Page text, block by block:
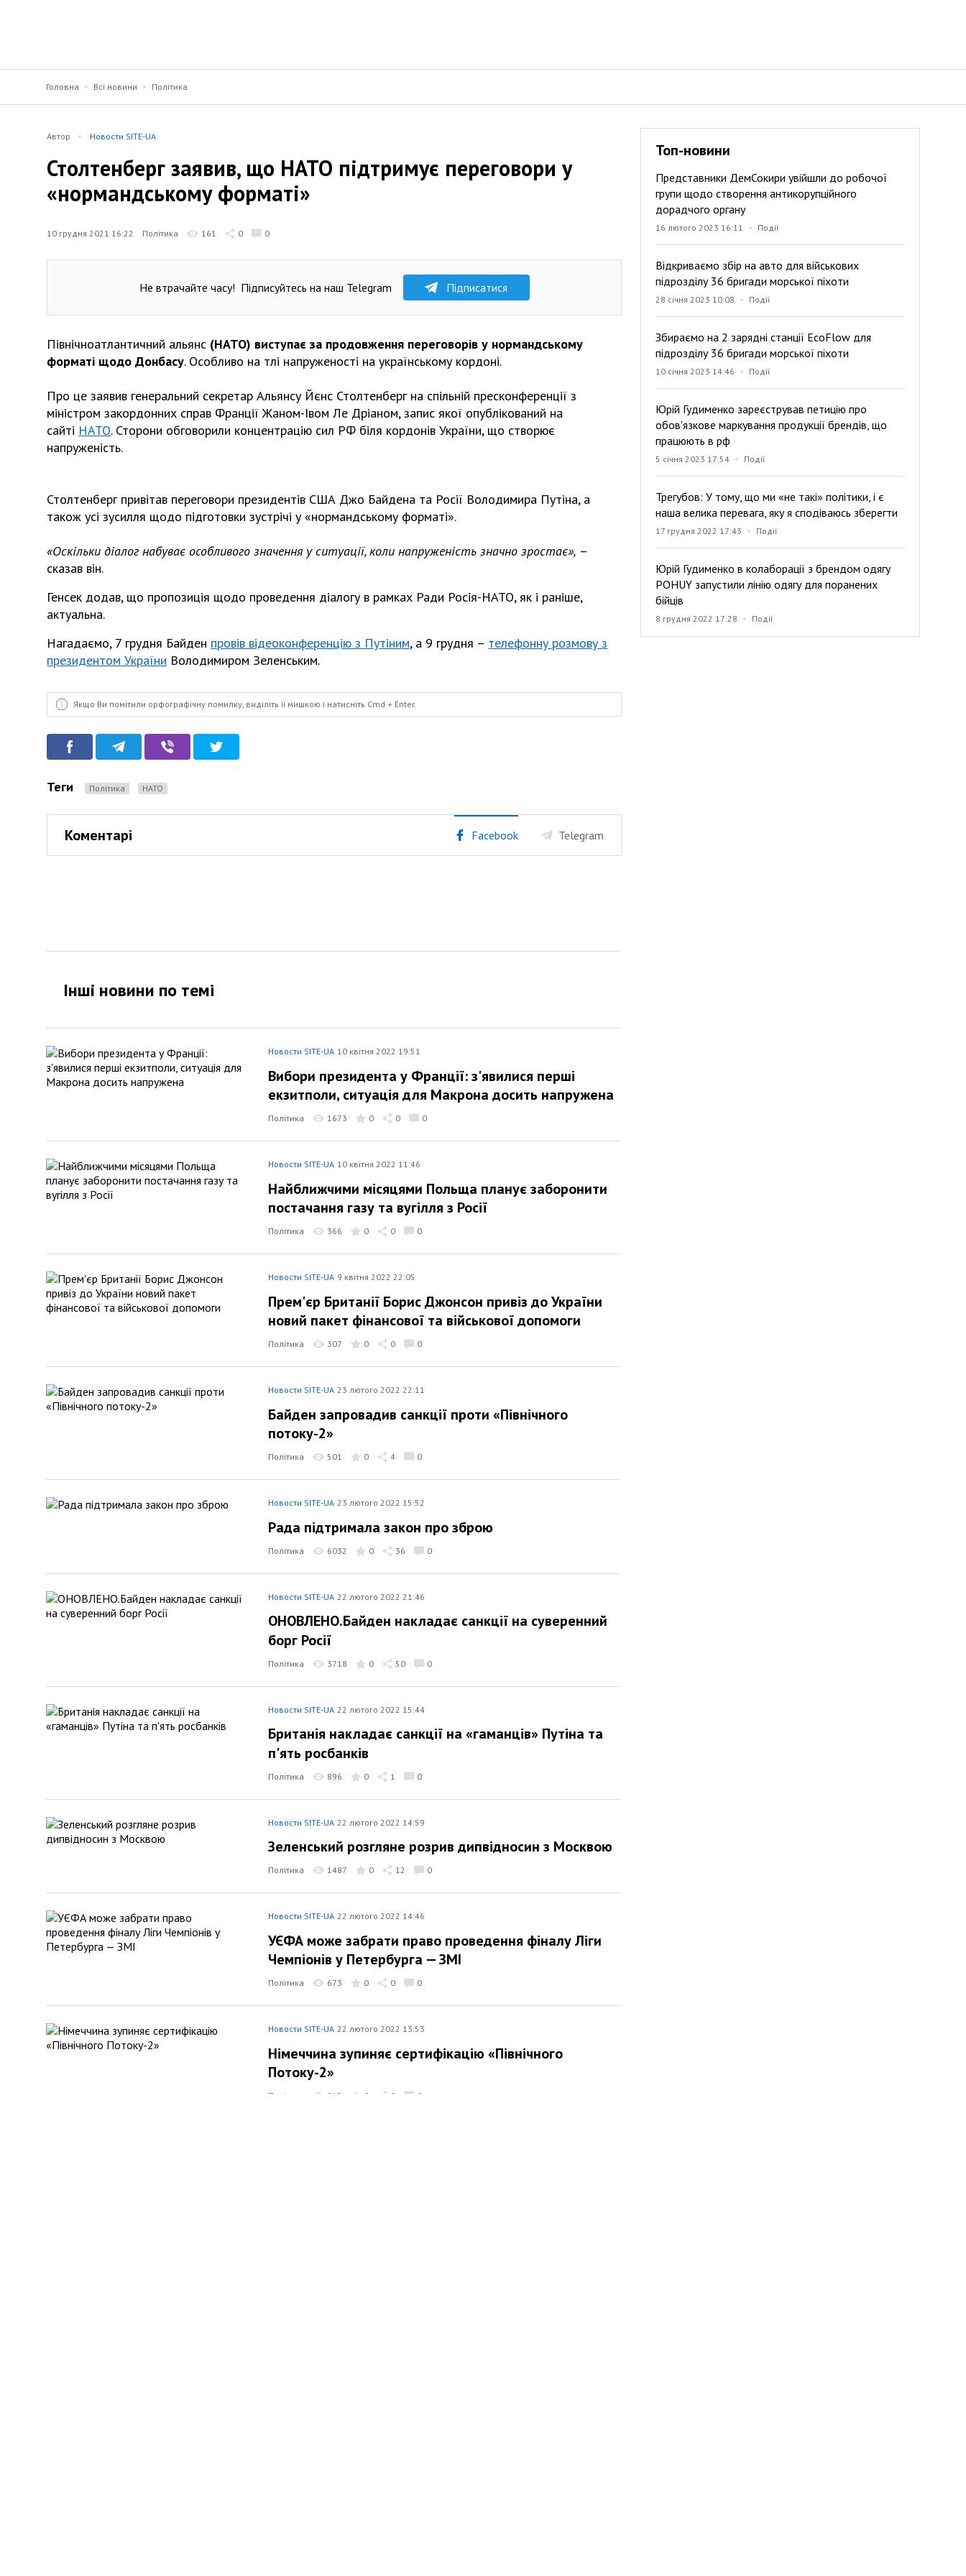
Головна Всі новини Політика
Автор Новости SITE-UA
Столтенберг заявив, що НАТО підтримує переговори у
«нормандському форматі»
10 грудня 2021 16:22 Політика 161 0 0
Не втрачайте часу! Підписуйтесь на наш Telegram Підписатися
Північноатлантичний альянс (НАТО) виступає за продовження переговорів у нормандському
форматі щодо Донбасу. Особливо на тлі напруженості на українському кордоні.
Про це заявив генеральний секретар Альянсу Йєнс Столтенберг на спільній пресконференції з
міністром закордонних справ Франції Жаном-Івом Ле Дріаном, запис якої опублікований на
сайті НАТО. Сторони обговорили концентрацію сил РФ біля кордонів України, що створює
напруженість.
Столтенберг привітав переговори президентів США Джо Байдена та Росії Володимира Путіна, а
також усі зусилля щодо підготовки зустрічі у «нормандському форматі».
«Оскільки діалог набуває особливого значення у ситуації, коли напруженість значно зростає», –
сказав він.
Генсек додав, що пропозиція щодо проведення діалогу в рамках Ради Росія-НАТО, як і раніше,
актуальна.
Нагадаємо, 7 грудня Байден провів відеоконференцію з Путіним, а 9 грудня – телефонну розмову з
президентом України Володимиром Зеленським.
Якщо Ви помітили орфографічну помилку, виділіть її мишкою і натисніть Cmd + Enter.
Теги Політика НАТО
Коментарі Facebook Telegram
Топ-новини
Представники ДемСокири увійшли до робочої
групи щодо створення антикорупційного
дорадчого органу
16 лютого 2023 16:11 Події
Відкриваємо збір на авто для військових
підрозділу 36 бригади морської піхоти
28 січня 2023 10:08 Події
Збираємо на 2 зарядні станції EcoFlow для
підрозділу 36 бригади морської піхоти
10 січня 2023 14:46 Події
Юрій Гудименко зареєстрував петицію про
обов'язкове маркування продукції брендів, що
працюють в рф
5 січня 2023 17:54 Події
Трегубов: У тому, що ми «не такі» політики, і є
наша велика перевага, яку я сподіваюсь зберегти
17 грудня 2022 17:43 Події
Юрій Гудименко в колаборації з брендом одягу
POHUY запустили лінію одягу для поранених
бійців
8 грудня 2022 17:28 Події
Інші новини по темi
Новости SITE-UA 10 квітня 2022 19:51
Вибори президента у Франції: з'явилися перші
екзитполи, ситуація для Макрона досить напружена
Політика 1673 0 0 0
Новости SITE-UA 10 квітня 2022 11:46
Найближчими місяцями Польща планує заборонити
постачання газу та вугілля з Росії
Політика 366 0 0 0
Новости SITE-UA 9 квітня 2022 22:05
Прем'єр Британії Борис Джонсон привіз до України
новий пакет фінансової та військової допомоги
Політика 307 0 0 0
Новости SITE-UA 23 лютого 2022 22:11
Байден запровадив санкції проти «Північного
потоку-2»
Політика 501 0 4 0
Новости SITE-UA 23 лютого 2022 15:52
Рада підтримала закон про зброю
Політика 6032 0 36 0
Новости SITE-UA 22 лютого 2022 21:46
ОНОВЛЕНО.Байден накладає санкції на суверенний
борг Росії
Політика 3718 0 50 0
Новости SITE-UA 22 лютого 2022 15:44
Британія накладає санкції на «гаманців» Путіна та
п'ять росбанків
Політика 896 0 1 0
Новости SITE-UA 22 лютого 2022 14:59
Зеленський розгляне розрив дипвідносин з Москвою
Політика 1487 0 12 0
Новости SITE-UA 22 лютого 2022 14:46
УЄФА може забрати право проведення фіналу Ліги
Чемпіонів у Петербурга — ЗМІ
Політика 673 0 0 0
Новости SITE-UA 22 лютого 2022 13:53
Німеччина зупиняє сертифікацію «Північного
Потоку-2»
Політика 815 0 0 0